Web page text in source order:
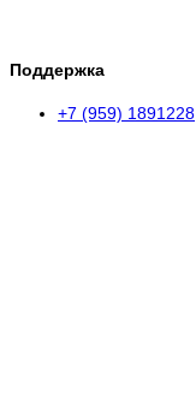
Поддержка
+7 (959) 1891228